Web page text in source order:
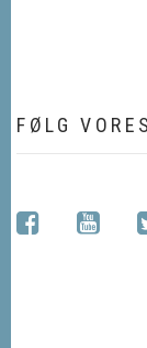
FØLG
facebook